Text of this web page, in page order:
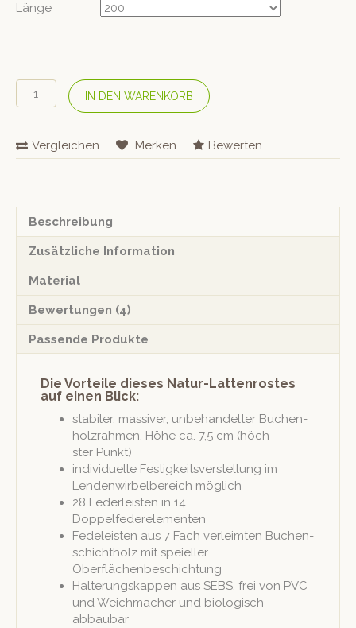
Länge
DORMIENTE
Lattenrost
metallfrei
IN DEN WARENKORB
Vergleichen Merken Bewerten
Beschreibung
Zusätzliche Information
Material
Bewertungen (4)
Passende Produkte
Die Vorteile dieses Natur-Lattenrostes
auf einen Blick:
sta­bil­er, mas­siv­er, unbe­han­del­ter Buchen­
holzrah­men, Höhe ca. 7,5 cm (höch­
ster Punkt)
indi­vidu­elle Fes­tigkeitsver­stel­lung im
Lenden­wirbel­bere­ich möglich
28 Fed­er­leis­ten in 14
Doppelfederelementen
Fedeleis­ten aus 7 Fach ver­leimten Buchen­
schichtholz mit speieller
Oberflächenbeschichtung
Hal­terungskap­pen aus SEBS, frei von PVC
und Weich­mach­er und biol­o­gisch
abbaubar